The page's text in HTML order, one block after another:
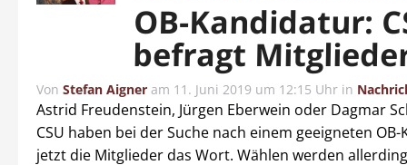
OB-Kandidatur:
befragt
Von Stefan Aigner am 11. Juni 2019 um 12:15 Uhr in
Astrid Freudenstein, Jürgen Eberwein oder Dagmar
CSU haben bei der Suche nach einem geeigneten
jetzt die Mitglieder das Wort. Wählen werden